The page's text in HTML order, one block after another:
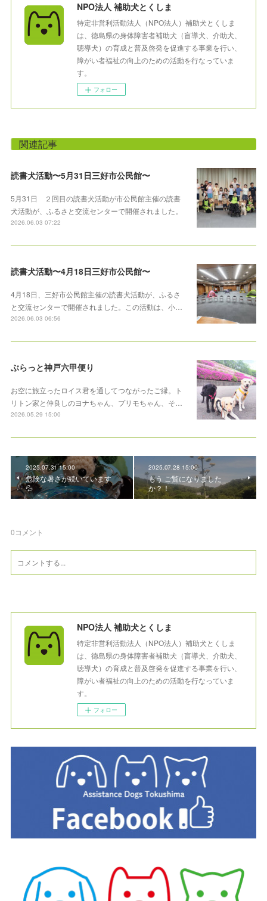
NPO法人 補助犬とくしま
特定非営利活動法人（NPO法人）補助犬とくしま
は、徳島県の身体障害者補助犬（盲導犬、介助犬、
聴導犬）の育成と普及啓発を促進する事業を行い、
障がい者福祉の向上のための活動を行なっていま
す。
フォロー
関連記事
読書犬活動〜5月31日三好市公民館〜
5月31日 ２回目の読書犬活動が市公民館主催の読書
犬活動が、ふるさと交流センターで開催されました。
2026.06.03 07:22
読書犬活動〜4月18日三好市公民館〜
4月18日、三好市公民館主催の読書犬活動が、ふるさ
と交流センターで開催されました。この活動は、小…
2026.06.03 06:56
ぶらっと神戸六甲便り
お空に旅立ったロイス君を通してつながったご縁。ト
リトン家と仲良しのヨナちゃん、プリモちゃん、そ…
2026.05.29 15:00
2025.07.31 15:00
危険な暑さが続いています
💦
2025.07.28 15:00
もう ご覧になりました
か？！
0コメント
NPO法人 補助犬とくしま
特定非営利活動法人（NPO法人）補助犬とくしま
は、徳島県の身体障害者補助犬（盲導犬、介助犬、
聴導犬）の育成と普及啓発を促進する事業を行い、
障がい者福祉の向上のための活動を行なっていま
す。
フォロー